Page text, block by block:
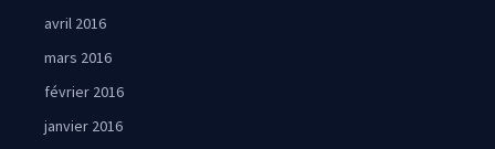
avril 2016
mars 2016
février 2016
janvier 2016